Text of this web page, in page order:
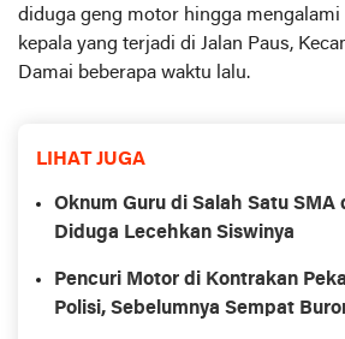
diduga geng motor hingga mengalami
kepala yang terjadi di Jalan Paus,
Damai beberapa waktu lalu.
LIHAT JUGA
Oknum Guru di Salah Satu SMA
Diduga Lecehkan Siswinya
Pencuri Motor di Kontrakan
Polisi, Sebelumnya Sempat